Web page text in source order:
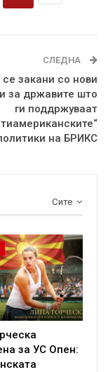
СЛЕДНА
закани со нови
за државите што
ги поддржуваат
на БРИКС
Сите
за УС Опен: